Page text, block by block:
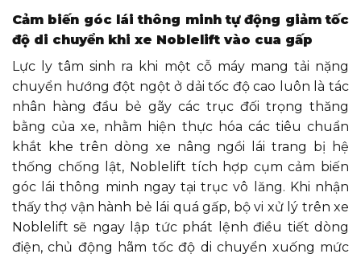
Cảm biến góc lái thông minh tự động giảm tốc
độ di chuyển khi xe Noblelift vào cua gấp
Lực ly tâm sinh ra khi một cỗ máy mang tải nặng
chuyển hướng đột ngột ở dải tốc độ cao luôn là tác
nhân hàng đầu bẻ gãy các trục đối trọng thăng
bằng của xe, nhằm hiện thực hóa các tiêu chuẩn
khắt khe trên dòng xe nâng ngồi lái trang bị hệ
thống chống lật, Noblelift tích hợp cụm cảm biến
góc lái thông minh ngay tại trục vô lăng. Khi nhận
thấy thợ vận hành bẻ lái quá gấp, bộ vi xử lý trên xe
Noblelift sẽ ngay lập tức phát lệnh điều tiết dòng
điện, chủ động hãm tốc độ di chuyển xuống mức